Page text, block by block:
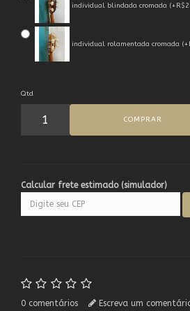
individual blindada cromada
individual rolamentada cromada
Qtd
COMPRAR
Calcular frete estimado (simulador)
0 comentários Escreva um